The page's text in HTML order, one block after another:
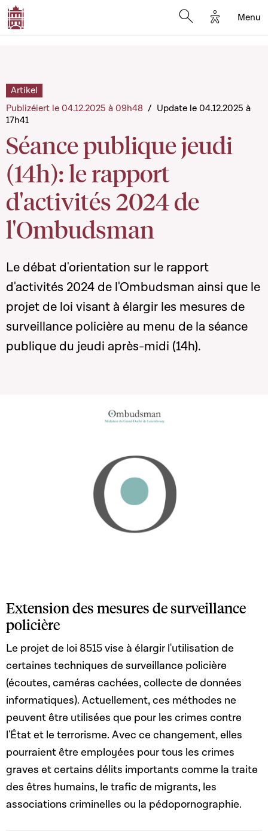
Options
Menu
Séance publique jeudi
(14h): le rapport
d'activités 2024 de
l'Ombudsman
Artikel
Publizéiert le 04.12.2025 à 09h48 / Update le 04.12.2025 à
17h41
Le débat d'orientation sur le rapport
d'activités 2024 de l'Ombudsman ainsi que le
projet de loi visant à élargir les mesures de
surveillance policière au menu de la séance
publique du jeudi après-midi (14h).
Extension des mesures de surveillance
policière
Le projet de loi 8515 vise à élargir l'utilisation de
certaines techniques de surveillance policière
(écoutes, caméras cachées, collecte de données
informatiques). Actuellement, ces méthodes ne
peuvent être utilisées que pour les crimes contre
l'État et le terrorisme. Avec ce changement, elles
pourraient être employées pour tous les crimes
graves et certains délits importants comme la traite
des êtres humains, le trafic de migrants, les
associations criminelles ou la pédopornographie.